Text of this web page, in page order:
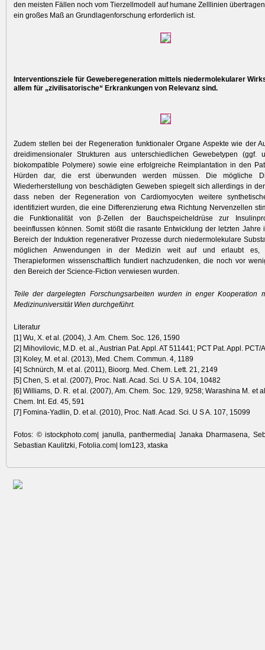
den meisten Fällen noch vom Tierzellmodell auf humane Zelllinien
ein großes Maß an Grundlagenforschung erforderlich ist.
Interventionsziele für Geweberegeneration mittels niedermolekularer
allem für „zivilisatorische“ Erkrankungen von Relevanz sind.
Zudem stellen bei der Regeneration funktionaler Organe Aspekte wie der
dreidimensionaler Strukturen aus unterschiedlichen Gewebetypen (ggf.
biokompatible Polymere) sowie eine erfolgreiche Reimplantation in den
Hürden dar, die erst überwunden werden müssen. Die mögliche
Wiederherstellung von beschädigten Geweben spiegelt sich allerdings in
dass neben der Regeneration von Cardiomyocyten weitere
identifiziert wurden, die eine Differenzierung etwa Richtung Nervenzellen
die Funktionalität von β-Zellen der Bauchspeicheldrüse zur
beeinflussen können. Somit stößt die rasante Entwicklung der letzten Jahre
Bereich der Induktion regenerativer Prozesse durch niedermolekulare
möglichen Anwendungen in der Medizin weit auf und erlaubt es,
Therapieformen wissenschaftlich fundiert nachzudenken, die noch vor
den Bereich der Science-Fiction verwiesen wurden.
Teile der dargelegten Forschungsarbeiten wurden in enger Kooperation
Medizinuniversität Wien durchgeführt.
Literatur
[1] Wu, X. et al. (2004), J. Am. Chem. Soc. 126, 1590
[2] Mihovilovic, M.D. et. al., Austrian Pat. Appl. AT 511441; PCT Pat. Appl. PCT/
[3] Koley, M. et al. (2013), Med. Chem. Commun. 4, 1189
[4] Schnürch, M. et al. (2011), Bioorg. Med. Chem. Lett. 21, 2149
[5] Chen, S. et al. (2007), Proc. Natl. Acad. Sci. U S A. 104, 10482
[6] Williams, D. R. et al. (2007), Am. Chem. Soc. 129, 9258; Warashina M. et
Chem. Int. Ed. 45, 591
[7] Fomina-Yadlin, D. et al. (2010), Proc. Natl. Acad. Sci. U S A. 107, 15099
Fotos: © istockphoto.com| janulla, panthermedia| Janaka Dharmasena,
Sebastian Kaulitzki, Fotolia.com| lom123, xtaska